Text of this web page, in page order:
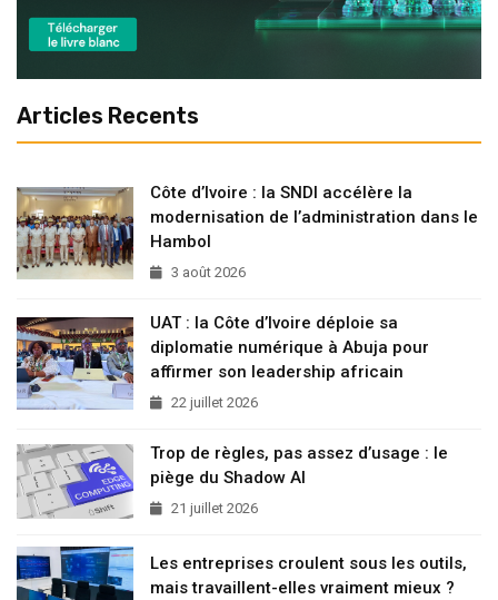
Articles Recents
Côte d’Ivoire : la SNDI accélère la
modernisation de l’administration dans le
Hambol
3 août 2026
UAT : la Côte d’Ivoire déploie sa
diplomatie numérique à Abuja pour
affirmer son leadership africain
22 juillet 2026
Trop de règles, pas assez d’usage : le
piège du Shadow AI
21 juillet 2026
Les entreprises croulent sous les outils,
mais travaillent-elles vraiment mieux ?